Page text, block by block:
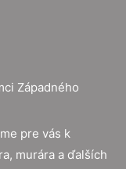
Západného
pre vás k
murára a ďalších